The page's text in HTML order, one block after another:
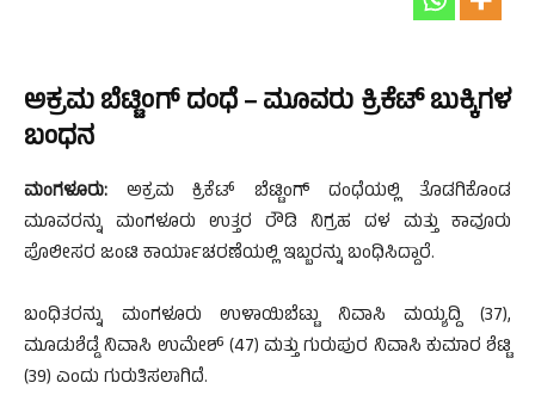
ಅಕ್ರಮ ಬೆಟ್ಟಿಂಗ್ ದಂಧೆ – ಮೂವರು ಕ್ರಿಕೆಟ್ ಬುಕ್ಕಿಗಳ
ಬಂಧನ
ಮಂಗಳೂರು: ಅಕ್ರಮ ಕ್ರಿಕೆಟ್ ಬೆಟ್ಟಿಂಗ್ ದಂಧೆಯಲ್ಲಿ ತೊಡಗಿಕೊಂಡ
ಮೂವರನ್ನು ಮಂಗಳೂರು ಉತ್ತರ ರೌಡಿ ನಿಗ್ರಹ ದಳ ಮತ್ತು ಕಾವೂರು
ಪೊಲೀಸರ ಜಂಟಿ ಕಾರ್ಯಾಚರಣೆಯಲ್ಲಿ ಇಬ್ಬರನ್ನು ಬಂಧಿಸಿದ್ದಾರೆ.
ಬಂಧಿತರನ್ನು ಮಂಗಳೂರು ಉಳಾಯಿಬೆಟ್ಟು ನಿವಾಸಿ ಮಯ್ಯದ್ದಿ (37),
ಮೂಡುಶೆಡ್ಡೆ ನಿವಾಸಿ ಉಮೇಶ್ (47) ಮತ್ತು ಗುರುಪುರ ನಿವಾಸಿ ಕುಮಾರ ಶೆಟ್ಟಿ
(39) ಎಂದು ಗುರುತಿಸಲಾಗಿದೆ.